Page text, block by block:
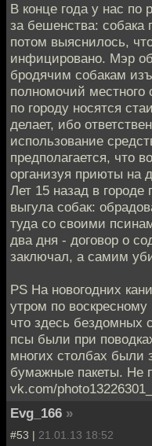
В конце года у нас по
за бешенства: собака
потом выяснилось,
инфицировано. Мэр
бродячим собакам
полномочий местного
по городу носятся
делает, ибо
использование
предполагается, что
организуя приюты на
Лет 15 назад в
выгула собак:
туда со своими
два дня - договор о
заключал, а самим
PS На новогодних
утром по
что здесь бездомных
псы были при
многих столбах были
бумажные пакеты. Не
vk.com/
Evg_166 »
#53 | 21.01.13 18:52